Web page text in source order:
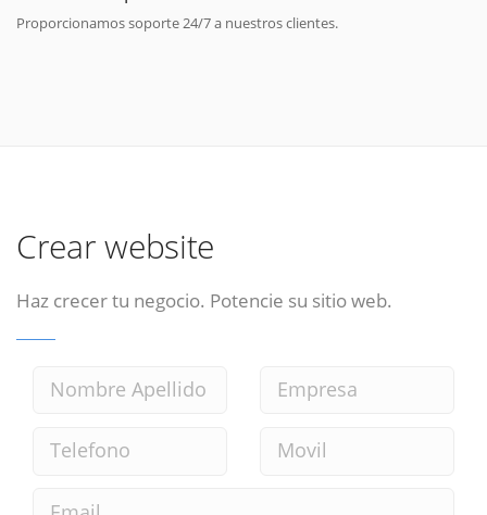
Proporcionamos soporte 24/7 a nuestros clientes.
Crear website
Haz crecer tu negocio. Potencie su sitio web.